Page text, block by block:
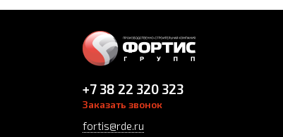
+7 38 22 320 323
Заказать звонок
fortis@rde.ru